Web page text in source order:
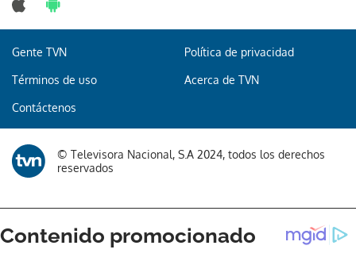
Gente TVN Política de privacidad
Términos de uso Acerca de TVN
Contáctenos
© Televisora Nacional, S.A 2024, todos los derechos
reservados